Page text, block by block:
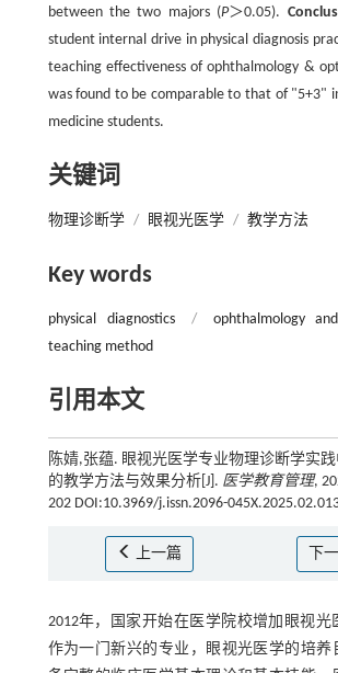
between the two majors (P＞0.05).
student internal drive in physical diagnosis
teaching effectiveness of ophthalmology &
was found to be comparable to that of "5+3"
medicine students.
关键词
物理诊断学 / 眼视光医学 / 教学方法
Key words
physical diagnostics / ophthalmology
teaching method
引用本文
陈婧,张蕴. 眼视光医学专业物理诊断学实
的教学方法与效果分析[J]. 医学教育管理,
202 DOI:10.3969/j.issn.2096-
上一篇 下
2012年，国家开始在医学院校增加眼视光
作为一门新兴的专业，眼视光医学的培养